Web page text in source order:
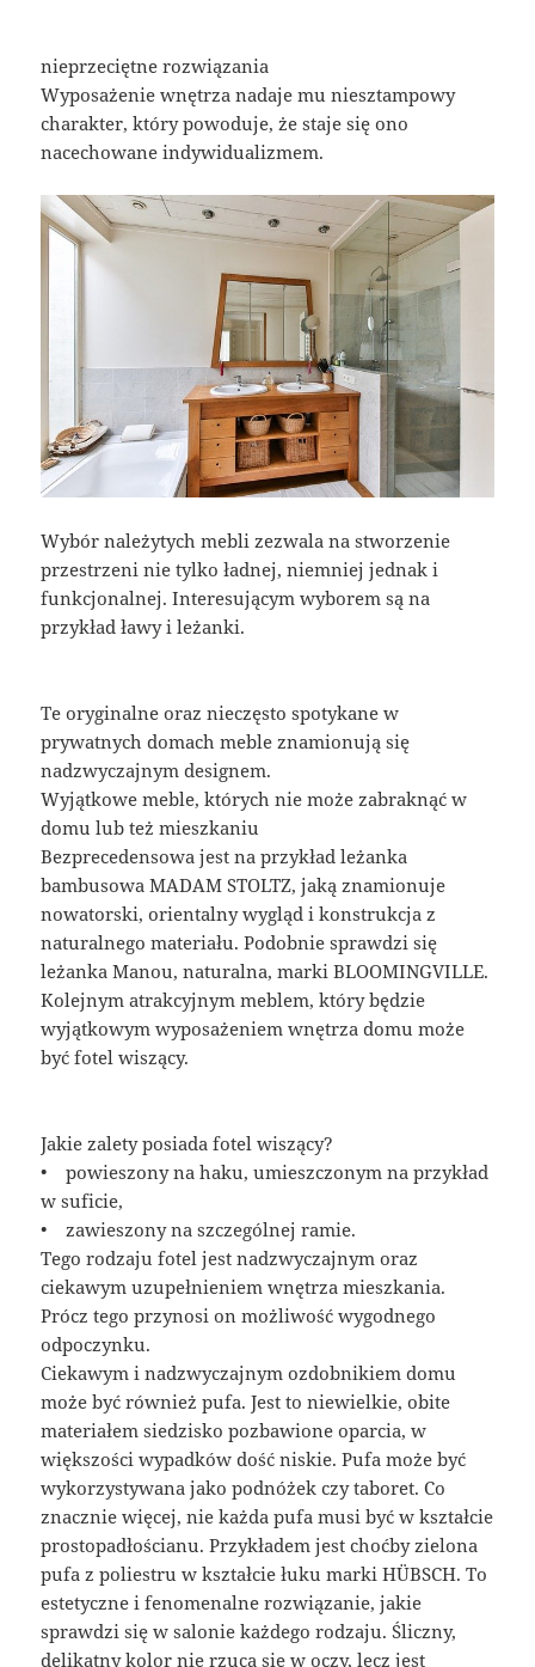
nieprzeciętne rozwiązania
Wyposażenie wnętrza nadaje mu niesztampowy
charakter, który powoduje, że staje się ono
nacechowane indywidualizmem.
Wybór należytych mebli zezwala na stworzenie
przestrzeni nie tylko ładnej, niemniej jednak i
funkcjonalnej. Interesującym wyborem są na
przykład ławy i leżanki.
Te oryginalne oraz nieczęsto spotykane w
prywatnych domach meble znamionują się
nadzwyczajnym designem.
Wyjątkowe meble, których nie może zabraknąć w
domu lub też mieszkaniu
Bezprecedensowa jest na przykład leżanka
bambusowa MADAM STOLTZ, jaką znamionuje
nowatorski, orientalny wygląd i konstrukcja z
naturalnego materiału. Podobnie sprawdzi się
leżanka Manou, naturalna, marki BLOOMINGVILLE.
Kolejnym atrakcyjnym meblem, który będzie
wyjątkowym wyposażeniem wnętrza domu może
być fotel wiszący.
Jakie zalety posiada fotel wiszący?
• powieszony na haku, umieszczonym na przykład
w suficie,
• zawieszony na szczególnej ramie.
Tego rodzaju fotel jest nadzwyczajnym oraz
ciekawym uzupełnieniem wnętrza mieszkania.
Prócz tego przynosi on możliwość wygodnego
odpoczynku.
Ciekawym i nadzwyczajnym ozdobnikiem domu
może być również pufa. Jest to niewielkie, obite
materiałem siedzisko pozbawione oparcia, w
większości wypadków dość niskie. Pufa może być
wykorzystywana jako podnóżek czy taboret. Co
znacznie więcej, nie każda pufa musi być w kształcie
prostopadłościanu. Przykładem jest choćby zielona
pufa z poliestru w kształcie łuku marki HÜBSCH. To
estetyczne i fenomenalne rozwiązanie, jakie
sprawdzi się w salonie każdego rodzaju. Śliczny,
delikatny kolor nie rzuca się w oczy, lecz jest